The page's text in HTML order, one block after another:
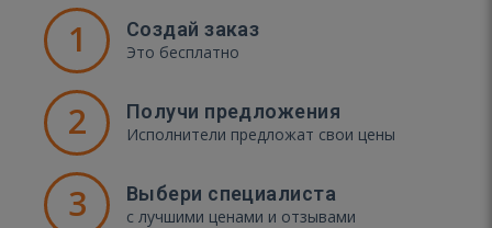
1 Создай заказ
Это бесплатно
2 Получи предложения
Исполнители предложат свои цены
3 Выбери специалиста
с лучшими ценами и отзывами